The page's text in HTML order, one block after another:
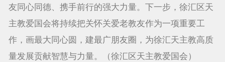
友同心同德、携手前行的强大力量。下一步，徐汇区天
主教爱国会将持续把关怀关爱老教友作为一项重要工
作，画最大同心圆，建最广朋友圈，为徐汇天主教高质
量发展贡献智慧与力量。（徐汇区天主教爱国会）